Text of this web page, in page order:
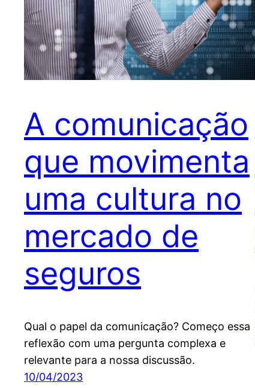
A comunicação
que movimenta
uma cultura no
mercado de
seguros
Qual o papel da comunicação? Começo essa
reflexão com uma pergunta complexa e
relevante para a nossa discussão.
10/04/2023